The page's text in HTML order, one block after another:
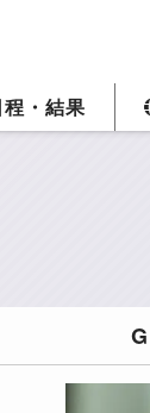
程・結果